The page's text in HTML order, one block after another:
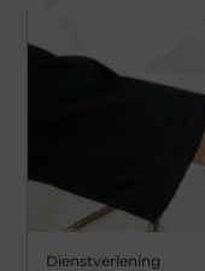
Dienstverlening